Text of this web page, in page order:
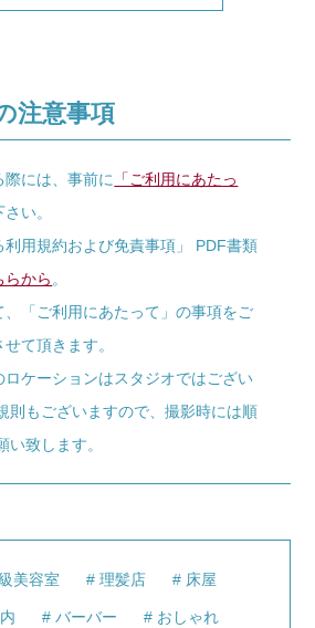
注意事項
際には、事前に 「ご利用にあたっ
い。
利用規約および免責事項」 PDF書類
らから。
「ご利用にあたって」の事項をご
て頂きます。
ケーションはスタジオではござい
則もございますので、撮影時には順
い致します。
美容室 理髪店 床屋
バーバー おしゃれ